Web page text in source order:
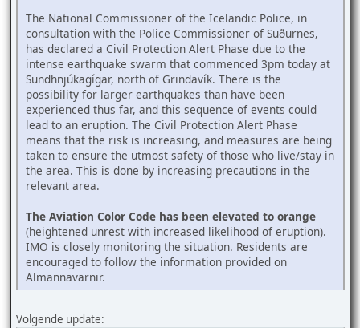
The National Commissioner of the Icelandic Police, in
consultation with the Police Commissioner of Suðurnes,
has declared a Civil Protection Alert Phase due to the
intense earthquake swarm that commenced 3pm today at
Sundhnjúkagígar, north of Grindavík. There is the
possibility for larger earthquakes than have been
experienced thus far, and this sequence of events could
lead to an eruption. The Civil Protection Alert Phase
means that the risk is increasing, and measures are being
taken to ensure the utmost safety of those who live/stay in
the area. This is done by increasing precautions in the
relevant area.
The Aviation Color Code has been elevated to orange
(heightened unrest with increased likelihood of eruption).
IMO is closely monitoring the situation. Residents are
encouraged to follow the information provided on
Almannavarnir.
Volgende update: